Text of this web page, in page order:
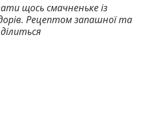
щось смачненьке із
Рецептом запашної та